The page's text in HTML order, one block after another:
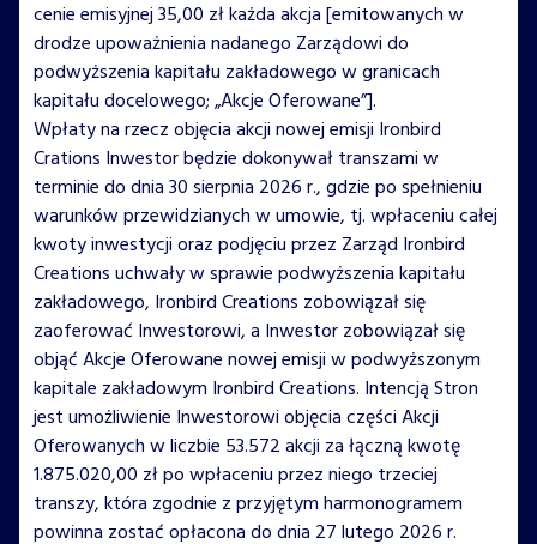
cenie emisyjnej 35,00 zł każda akcja [emitowanych w
drodze upoważnienia nadanego Zarządowi do
podwyższenia kapitału zakładowego w granicach
kapitału docelowego; „Akcje Oferowane”].
Wpłaty na rzecz objęcia akcji nowej emisji Ironbird
Crations Inwestor będzie dokonywał transzami w
terminie do dnia 30 sierpnia 2026 r., gdzie po spełnieniu
warunków przewidzianych w umowie, tj. wpłaceniu całej
kwoty inwestycji oraz podjęciu przez Zarząd Ironbird
Creations uchwały w sprawie podwyższenia kapitału
zakładowego, Ironbird Creations zobowiązał się
zaoferować Inwestorowi, a Inwestor zobowiązał się
objąć Akcje Oferowane nowej emisji w podwyższonym
kapitale zakładowym Ironbird Creations. Intencją Stron
jest umożliwienie Inwestorowi objęcia części Akcji
Oferowanych w liczbie 53.572 akcji za łączną kwotę
1.875.020,00 zł po wpłaceniu przez niego trzeciej
transzy, która zgodnie z przyjętym harmonogramem
powinna zostać opłacona do dnia 27 lutego 2026 r.